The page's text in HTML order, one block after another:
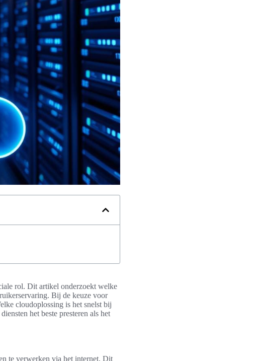
rol. Dit artikel onderzoekt welke
Bij de keuze voor
cloudoplossing is het snelst bij
het beste presteren als het
te verwerken via het internet. Dit